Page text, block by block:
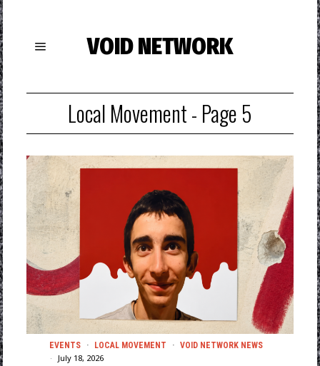
VOID NETWORK
Local Movement- Page 5
EVENTS · LOCAL MOVEMENT · VOID NETWORK NEWS
July 18, 2026